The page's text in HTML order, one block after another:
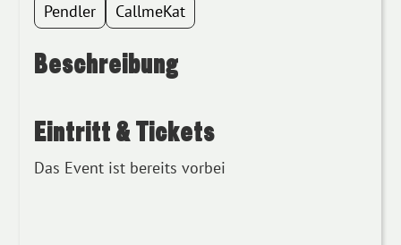
Pendler CallmeKat
Beschreibung
Eintritt & Tickets
Das Event ist bereits vorbei